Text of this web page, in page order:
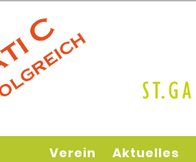
Verein Aktuelles